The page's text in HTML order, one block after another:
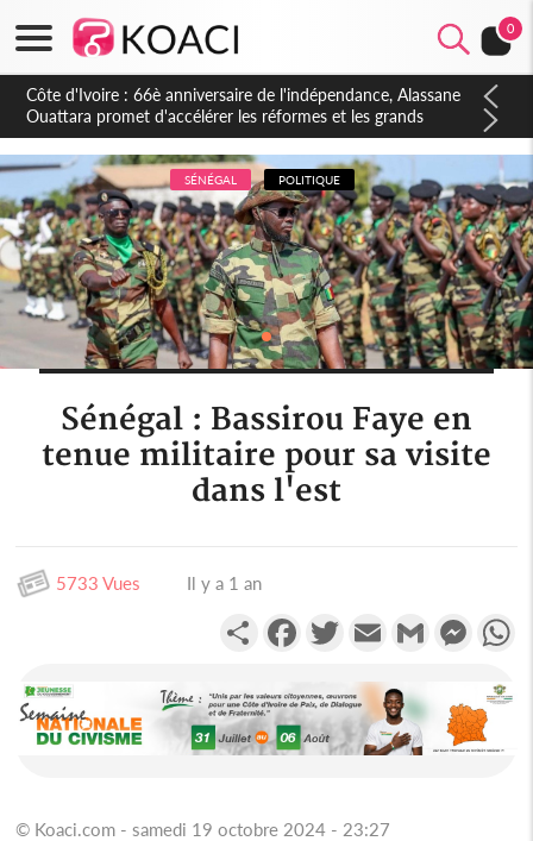
0
Côte d'Ivoire : À Abidjan, Amadou Oury Bah admire le modèle
ivoirien et veut s'en inspirer pour accélérer le développement
de la Guinée
SÉNÉGAL POLITIQUE
Sénégal : Bassirou Faye en
tenue militaire pour sa visite
dans l'est
5733 Vues Il y a 1 an
PartagerFacebookTwitterEmail Gmail
© Koaci.com - samedi 19 octobre 2024 - 23:27